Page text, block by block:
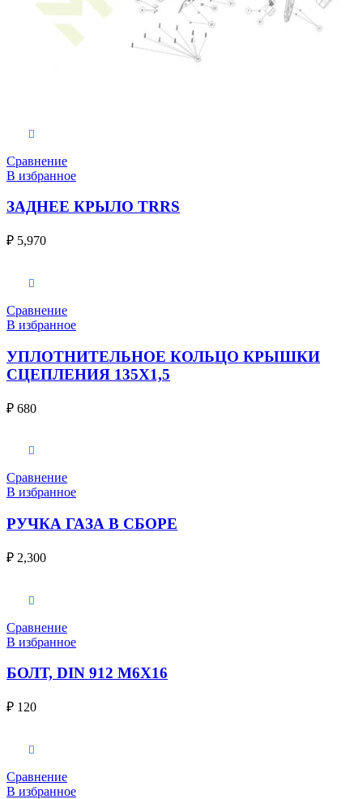
Сравнение
В избранное
ЗАДНЕЕ КРЫЛО TRRS
₽ 5,970
Сравнение
В избранное
УПЛОТНИТЕЛЬНОЕ КОЛЬЦО КРЫШКИ
СЦЕПЛЕНИЯ 135X1,5
₽ 680
Сравнение
В избранное
РУЧКА ГАЗА В СБОРЕ
₽ 2,300
Сравнение
В избранное
БОЛТ, DIN 912 M6X16
₽ 120
Сравнение
В избранное